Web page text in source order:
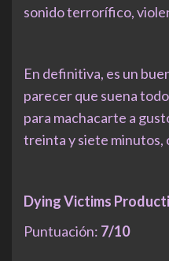
sonido terrorífico,
En definitiva, es un
parecer que suena
para machacarte a
treinta y siete minutos,
Dying Victims
Puntuación: 7/10